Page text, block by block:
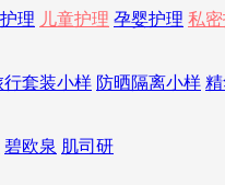
理 儿童护理 孕婴护理 私
行套装小样 防晒隔离小样
碧欧泉 肌司研